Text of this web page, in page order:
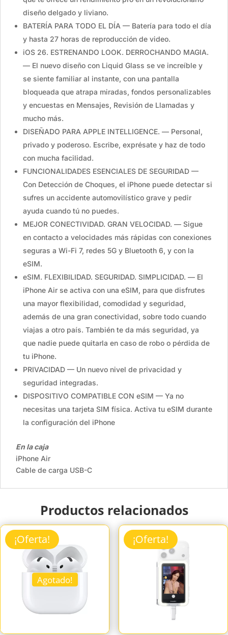
diseño delgado y liviano.
BATERÍA PARA TODO EL DÍA — Batería para todo el día
y hasta 27 horas de reproducción de video.
iOS 26. ESTRENANDO LOOK. DERROCHANDO MAGIA.
— El nuevo diseño con Liquid Glass se ve increíble y
se siente familiar al instante, con una pantalla
bloqueada que atrapa miradas, fondos personalizables
y encuestas en Mensajes, Revisión de Llamadas y
mucho más.
DISEÑADO PARA APPLE INTELLIGENCE. — Personal,
privado y poderoso. Escribe, exprésate y haz de todo
con mucha facilidad.
FUNCIONALIDADES ESENCIALES DE SEGURIDAD —
Con Detección de Choques, el iPhone puede detectar si
sufres un accidente automovilístico grave y pedir
ayuda cuando tú no puedes.
MEJOR CONECTIVIDAD. GRAN VELOCIDAD. — Sigue
en contacto a velocidades más rápidas con conexiones
seguras a Wi-Fi 7, redes 5G y Bluetooth 6, y con la
eSIM.
eSIM. FLEXIBILIDAD. SEGURIDAD. SIMPLICIDAD. — El
iPhone Air se activa con una eSIM, para que disfrutes
una mayor flexibilidad, comodidad y seguridad,
además de una gran conectividad, sobre todo cuando
viajas a otro país. También te da más seguridad, ya
que nadie puede quitarla en caso de robo o pérdida de
tu iPhone.
PRIVACIDAD — Un nuevo nivel de privacidad y
seguridad integradas.
DISPOSITIVO COMPATIBLE CON eSIM — Ya no
necesitas una tarjeta SIM física. Activa tu eSIM durante
la configuración del iPhone
En la caja
iPhone Air
Cable de carga USB-C
Productos relacionados
¡Oferta!
Agotado!
¡Oferta!